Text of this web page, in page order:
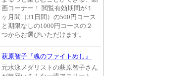
画コーナー！ 閲覧有効期間が１
ヶ月間（31日間）の500円コース
と期限なしの1000円コースの２
つからお選びいただけます。
萩原智子『魂のファイトめし』
元水泳メダリストの萩原智子さん